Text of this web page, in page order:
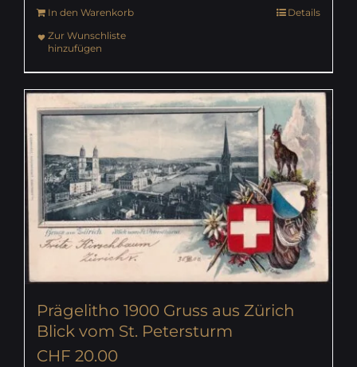
In den Warenkorb
Details
Zur Wunschliste
hinzufügen
Prägelitho 1900 Gruss aus Zürich
Blick vom St. Petersturm
CHF 20.00